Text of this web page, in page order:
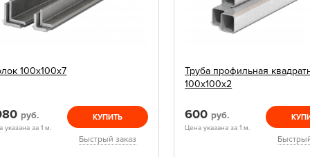
100х100х7
руб.
указана за 1 м.
КУПИТЬ
Быстрый заказ
Труба профильная
100х100х2
600 руб.
Цена указана за 1 м.